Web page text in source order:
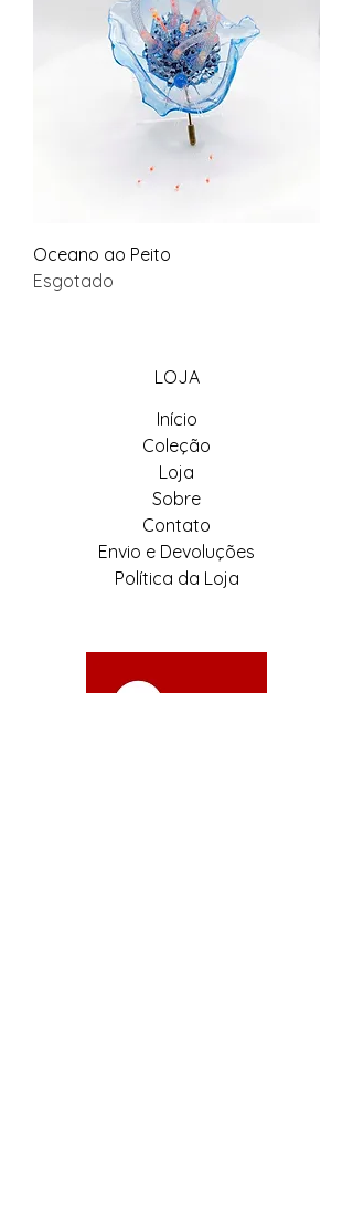
Oceano ao Peito
Esgotado
LOJA
Início
Coleção
Loja
Sobre
Contato
Envio e Devoluções
Política da Loja